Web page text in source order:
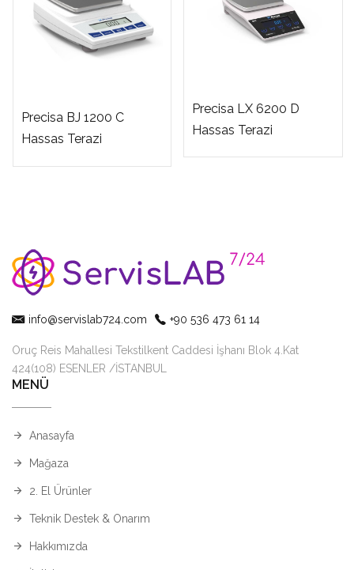
Precisa BJ 1200 C
Hassas Terazi
Precisa LX 6200 D
Hassas Terazi
info@servislab724.com +90 536 473 61 14
Oruç Reis Mahallesi Tekstilkent Caddesi İşhanı Blok 4.Kat
424(108) ESENLER /İSTANBUL
MENÜ
Anasayfa
Mağaza
2. El Ürünler
Teknik Destek & Onarım
Hakkımızda